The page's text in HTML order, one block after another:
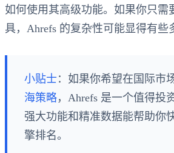
如何使用其高级功能。如果你只需
具，Ahrefs 的复杂性可能显得有些
小贴士 ：如果你希望在国际市
海策略，Ahrefs 是一个值得投
强大功能和精准数据能帮助你
擎排名。